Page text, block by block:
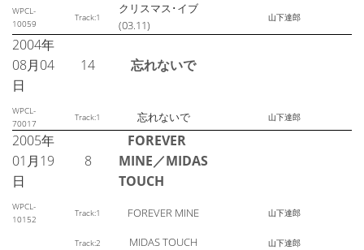
WPCL-
10059
Track:1
クリスマス･イブ
(03.11)
山下達郎
2004年
08月04
日
14 忘れないで
WPCL-
70017
Track:1 忘れないで 山下達郎
2005年
01月19
日
8
FOREVER
MINE／MIDAS
TOUCH
WPCL-
10152
Track:1 FOREVER MINE 山下達郎
Track:2 MIDAS TOUCH 山下達郎